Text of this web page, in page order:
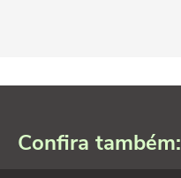
Confira também: